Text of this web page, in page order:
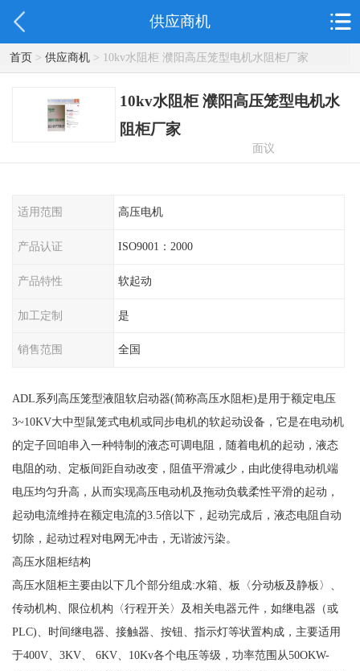
供应商机
首页> 供应商机> 10kv水阻柜 濮阳高压笼型电机水阻柜厂家
10kv水阻柜 濮阳高压笼型电机水
阻柜厂家
面议
适用范围 高压电机
产品认证 ISO9001：2000
产品特性 软起动
加工定制 是
销售范围 全国
ADL系列高压笼型液阻软启动器(简称高压水阻柜)是用于额定电压
3~10KV大中型鼠笼式电机或同步电机的软起动设备，它是在电动机
的定子回咱串入一种特制的液态可调电阻，随着电机的起动，液态
电阻的动、定板间距自动改变，阻值平滑减少，由此使得电动机端
电压均匀升高，从而实现高压电动机及拖动负载柔性平滑的起动，
起动电流维持在额定电流的3.5倍以下，起动完成后，液态电阻自动
切除，起动过程对电网无冲击，无谐波污染。
高压水阻柜结构
高压水阻柜主要由以下几个部分组成:水箱、板〈分动板及静板〉、
传动机构、限位机构〈行程开关〉及相关电器元件，如继电器（或
PLC)、时间继电器、接触器、按钮、指示灯等状置构成，主要适用
于400V、3KV、 6KV、10Kv各个电压等级，功率范围从50OKW-